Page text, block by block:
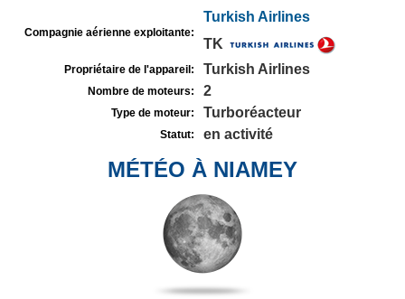
Compagnie aérienne exploitante:
Turkish Airlines
TK
Propriétaire de l'appareil: Turkish Airlines
Nombre de moteurs: 2
Type de moteur: Turboréacteur
Statut: en activité
MÉTÉO À NIAMEY